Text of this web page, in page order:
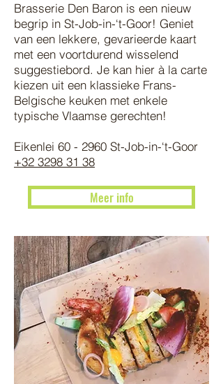
Brasserie Den Baron is een nieuw
begrip in St-Job-in-‘t-Goor! Geniet
van een lekkere, gevarieerde kaart
met een voortdurend wisselend
suggestiebord. Je kan hier à la carte
kiezen uit een klassieke Frans-
Belgische keuken met enkele
typische Vlaamse gerechten!
Eikenlei 60 - 2960 St-Job-in-‘t-Goor
+32 3298 31 38
Meer info